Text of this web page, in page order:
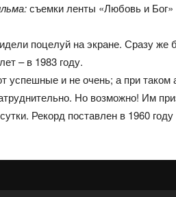
съемки ленты «Любовь и
поцелуй на экране. Сразу же
– в 1983 году.
и не очень; а при таком
Но возможно! Им
Рекорд поставлен в 1960